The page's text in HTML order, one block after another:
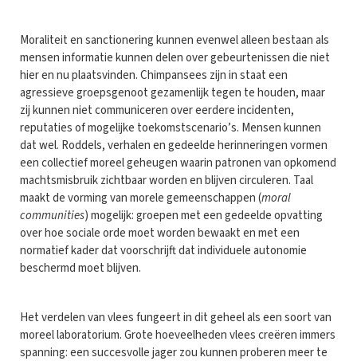
Moraliteit en sanctionering kunnen evenwel alleen bestaan als
mensen informatie kunnen delen over gebeurtenissen die niet
hier en nu plaatsvinden. Chimpansees zijn in staat een
agressieve groepsgenoot gezamenlijk tegen te houden, maar
zij kunnen niet communiceren over eerdere incidenten,
reputaties of mogelijke toekomstscenario’s. Mensen kunnen
dat wel. Roddels, verhalen en gedeelde herinneringen vormen
een collectief moreel geheugen waarin patronen van opkomend
machtsmisbruik zichtbaar worden en blijven circuleren. Taal
maakt de vorming van morele gemeenschappen (moral
communities) mogelijk: groepen met een gedeelde opvatting
over hoe sociale orde moet worden bewaakt en met een
normatief kader dat voorschrijft dat individuele autonomie
beschermd moet blijven.
Het verdelen van vlees fungeert in dit geheel als een soort van
moreel laboratorium. Grote hoeveelheden vlees creëren immers
spanning: een succesvolle jager zou kunnen proberen meer te